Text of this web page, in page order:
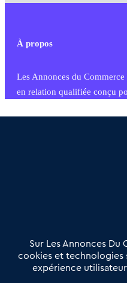
À propos
Les Annonces du
en relation qualifiée conçu
commercial et les
Offres Pro
Actualités
Qui sommes nous ?
Derniers articles
Sur Les Annonces Du
cookies et technologies
expérience